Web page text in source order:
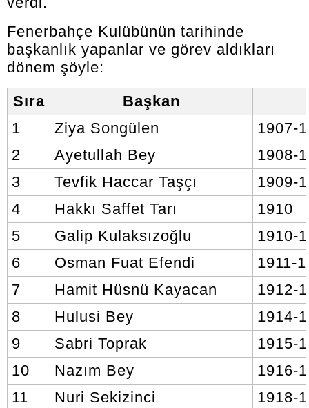
Fenerbahçe Kulübünün tarihinde
başkanlık yapanlar ve görev aldıkları
dönem şöyle:
Sıra
Başkan
1
Ziya Songülen
1907-
2
Ayetullah Bey
1908-
3
Tevfik Haccar Taşçı
1909-
4
Hakkı Saffet Tarı
1910
5
Galip Kulaksızoğlu
1910-
6
Osman Fuat Efendi
1911-
7
Hamit Hüsnü Kayacan
1912-
8
Hulusi Bey
1914-
9
Sabri Toprak
1915-
10
Nazım Bey
1916-
11
Nuri Sekizinci
1918-